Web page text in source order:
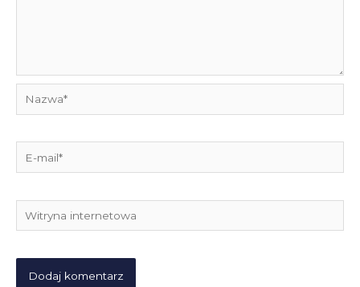
mail*
Witryna
internetowa